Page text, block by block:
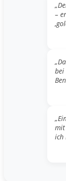
–
bei
mit
ich